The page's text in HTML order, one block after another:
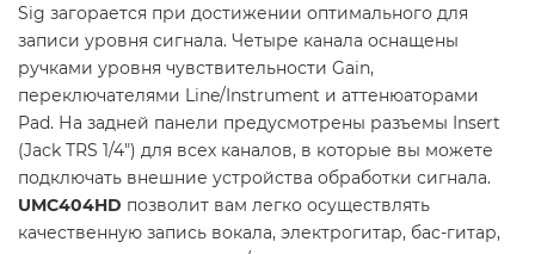
Sig загорается при достижении оптимального для
записи уровня сигнала. Четыре канала оснащены
ручками уровня чувствительности Gain,
переключателями Line/Instrument и аттенюаторами
Pad. На задней панели предусмотрены разъемы Insert
(Jack TRS 1/4") для всех каналов, в которые вы можете
подключать внешние устройства обработки сигнала.
UMC404HD позволит вам легко осуществлять
качественную запись вокала, электрогитар, бас-гитар,